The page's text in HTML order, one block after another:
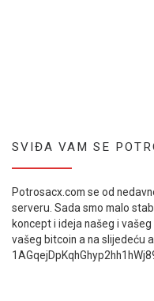
SVIĐA VAM SE
Potrosacx.com se od
serveru. Sada smo malo
koncept i ideja našeg i
vašeg bitcoin a na slijedeću